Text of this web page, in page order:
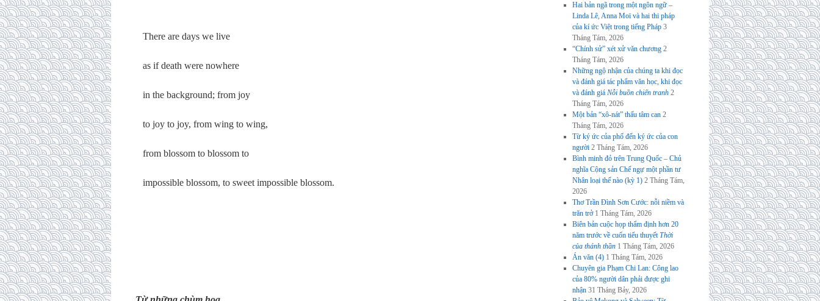
There are days we live
as if death were nowhere
in the background; from joy
to joy to joy, from wing to wing,
from blossom to blossom to
impossible blossom, to sweet impossible blossom.
Hai bản ngã trong một ngôn ngữ –
Linda Lê, Anna Moï và hai thi pháp
của kí ức Việt trong tiếng Pháp 3
Tháng Tám, 2026
“Chính sử” xét xử văn chương 2
Tháng Tám, 2026
Những ngộ nhận của chúng ta khi đọc
và đánh giá tác phẩm văn học, khi đọc
và đánh giá Nỗi buồn chiến tranh 2
Tháng Tám, 2026
Một bản “xô-nát” thấu tâm can 2
Tháng Tám, 2026
Từ ký ức của phố đến ký ức của con
người 2 Tháng Tám, 2026
Bình minh đỏ trên Trung Quốc – Chủ
nghĩa Cộng sản Chế ngự một phần tư
Nhân loại thế nào (kỳ 1) 2 Tháng Tám,
2026
Thơ Trần Đình Sơn Cước: nỗi niềm và
trăn trở 1 Tháng Tám, 2026
Biên bản cuộc họp thẩm định hơn 20
năm trước về cuốn tiểu thuyếtThời
của thánh thần 1 Tháng Tám, 2026
Án văn (4) 1 Tháng Tám, 2026
Chuyên gia Phạm Chi Lan: Công lao
của 80% người dân phải được ghi
nhận 31 Tháng Bảy, 2026